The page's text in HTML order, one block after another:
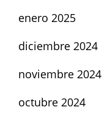
enero 2025
diciembre 2024
noviembre 2024
octubre 2024